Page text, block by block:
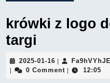
krówki z logo
targi
2025-01-16 2025-
01-
0 Comment 12:05